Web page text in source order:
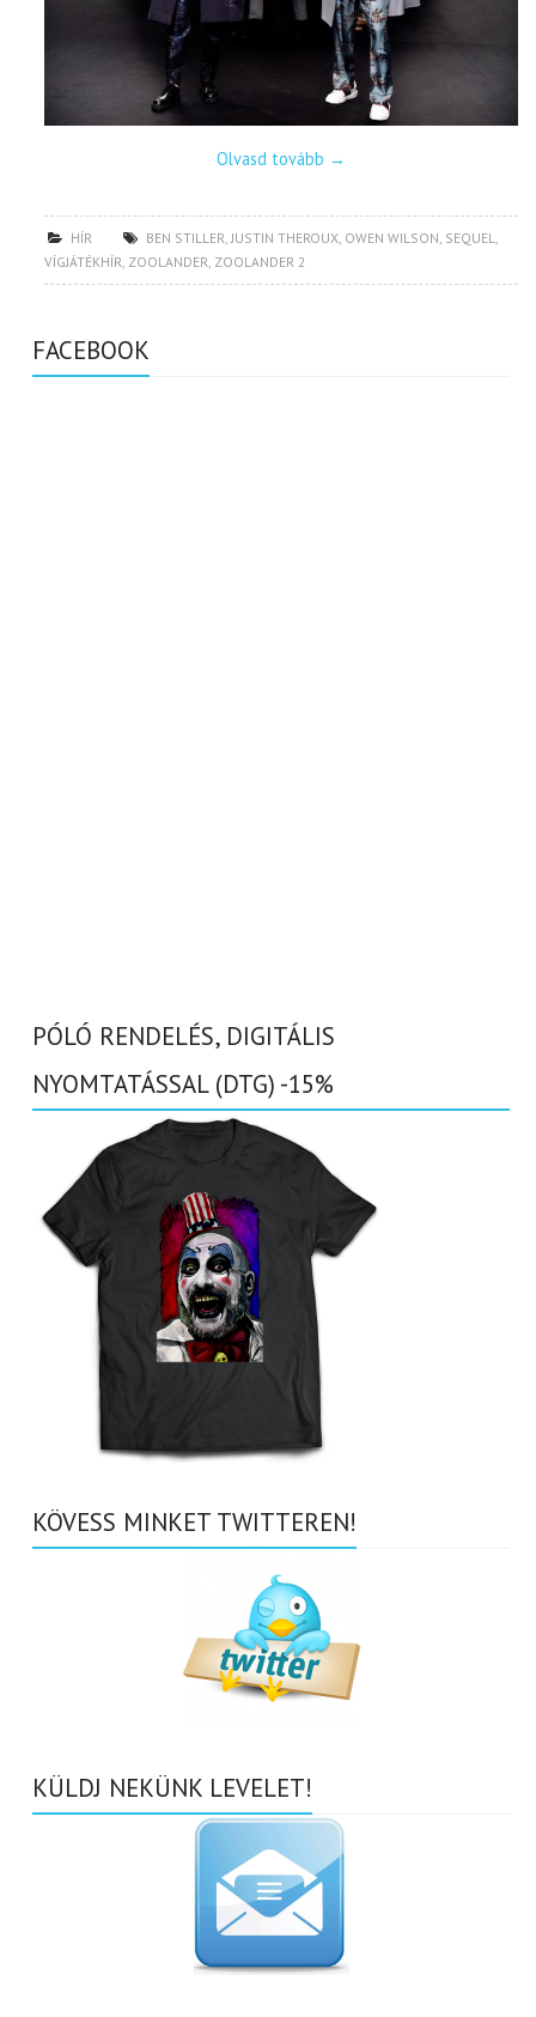
Olvasd tovább →
HÍR BEN STILLER JUSTIN THEROUX OWEN WILSON SEQUEL
VÍGJÁTÉKHÍR ZOOLANDER ZOOLANDER 2
FACEBOOK
PÓLÓ RENDELÉS, DIGITÁLIS
NYOMTATÁSSAL (DTG) -15%
KÖVESS MINKET TWITTEREN!
KÜLDJ NEKÜNK LEVELET!